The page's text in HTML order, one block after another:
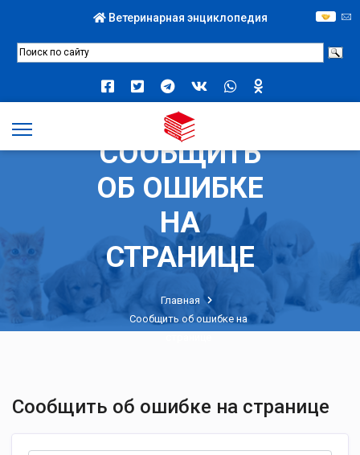
Ветеринарная энциклопедия
СООБЩИТЬ
ОБ ОШИБКЕ
НА
СТРАНИЦЕ
Главная
Сообщить об ошибке на
Сообщить об ошибке на странице